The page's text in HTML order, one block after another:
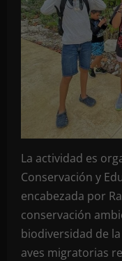
La actividad es
Conservación y
encabezada por
conservación
biodiversidad de
aves migratorias